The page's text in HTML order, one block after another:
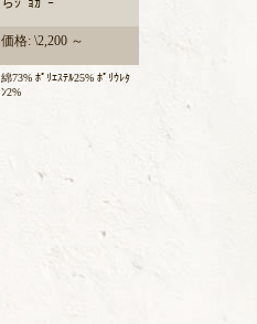
らｼﾞｮｶﾞｰ
価格: \2,200 ～
綿73% ﾎﾟﾘｴｽﾃﾙ25% ﾎﾟﾘｳﾚﾀ
ﾝ2%